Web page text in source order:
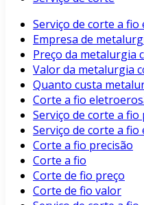
Serviço de corte a fio
Empresa de
Preço da metalurgia
Valor da metalurgia
Quanto custa
Corte a fio
Serviço de corte a fio
Serviço de corte a
Corte a fio precisão
Corte a fio
Corte de fio preço
Corte de fio valor